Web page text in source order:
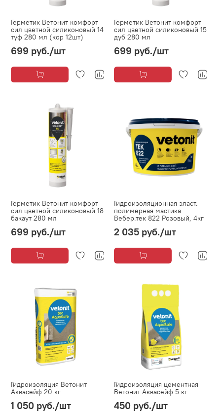
Герметик Ветонит комфорт
сил цветной силиконовый 14
туф 280 мл (кор 12шт)
699 руб./шт
Герметик Ветонит комфорт
сил цветной силиконовый 15
дуб 280 мл
699 руб./шт
Герметик Ветонит комфорт
сил цветной силиконовый 18
бакаут 280 мл
699 руб./шт
Гидроизоляционная эласт.
полимерная мастика
Вебер.тек 822 Розовый, 4кг
2 035 руб./шт
Гидроизоляция Ветонит
Аквасейф 20 кг
1 050 руб./шт
Гидроизоляция цементная
Ветонит Аквасейф 5 кг
450 руб./шт